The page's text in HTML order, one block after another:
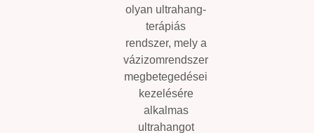
olyan ultrahang-
terápiás
rendszer, mely a
vázizomrendszer
megbetegedései
kezelésére
alkalmas